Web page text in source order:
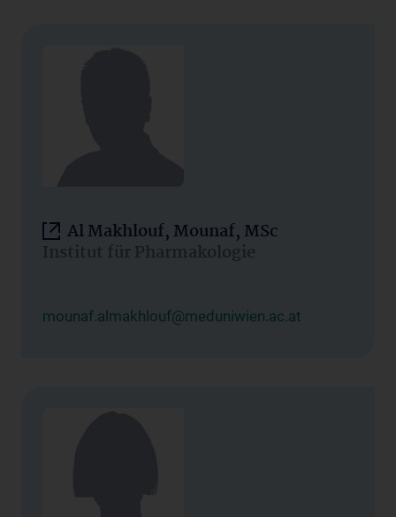
Al Makhlouf, Mounaf, MSc
Institut für Pharmakologie
mounaf.almakhlouf@meduniwien.ac.at